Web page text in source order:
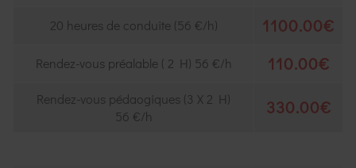
20 heures de conduite (56 €/h) 1100.00€
Rendez-vous préalable ( 2 H) 56 €/h 110.00€
Rendez-vous pédaogiques (3 X 2 H)
56 €/h
330.00€